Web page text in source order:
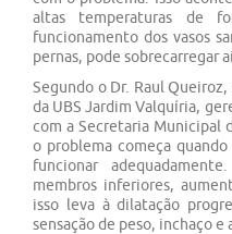
altas temperaturas de
funcionamento dos vasos
pernas, pode sobrecarregar
Segundo o Dr. Raul
da UBS Jardim Valquíria,
com a Secretaria Municipal
o problema começa
funcionar
membros inferiores,
isso leva à dilatação
sensação de peso, inchaço